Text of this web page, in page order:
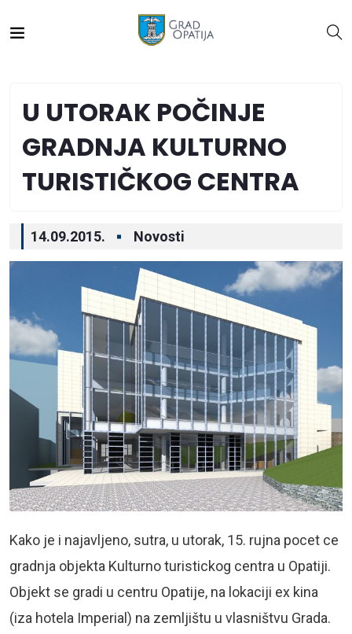
U UTORAK POČINJE
GRADNJA KULTURNO
TURISTIČKOG CENTRA
14.09.2015. Novosti
Kako je i najavljeno, sutra, u utorak, 15. rujna pocet ce
gradnja objekta Kulturno turistickog centra u Opatiji.
Objekt se gradi u centru Opatije, na lokaciji ex kina
(iza hotela Imperial) na zemljištu u vlasništvu Grada.